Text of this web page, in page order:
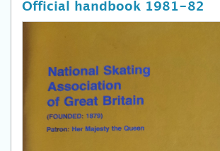
Official handbook 1981-82